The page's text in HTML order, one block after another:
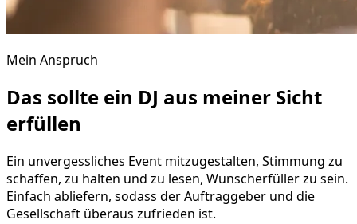
Mein Anspruch
Das sollte ein DJ aus meiner Sicht
erfüllen
Ein unvergessliches Event mitzugestalten, Stimmung zu
schaffen, zu halten und zu lesen, Wunscherfüller zu sein.
Einfach abliefern, sodass der Auftraggeber und die
Gesellschaft überaus zufrieden ist.